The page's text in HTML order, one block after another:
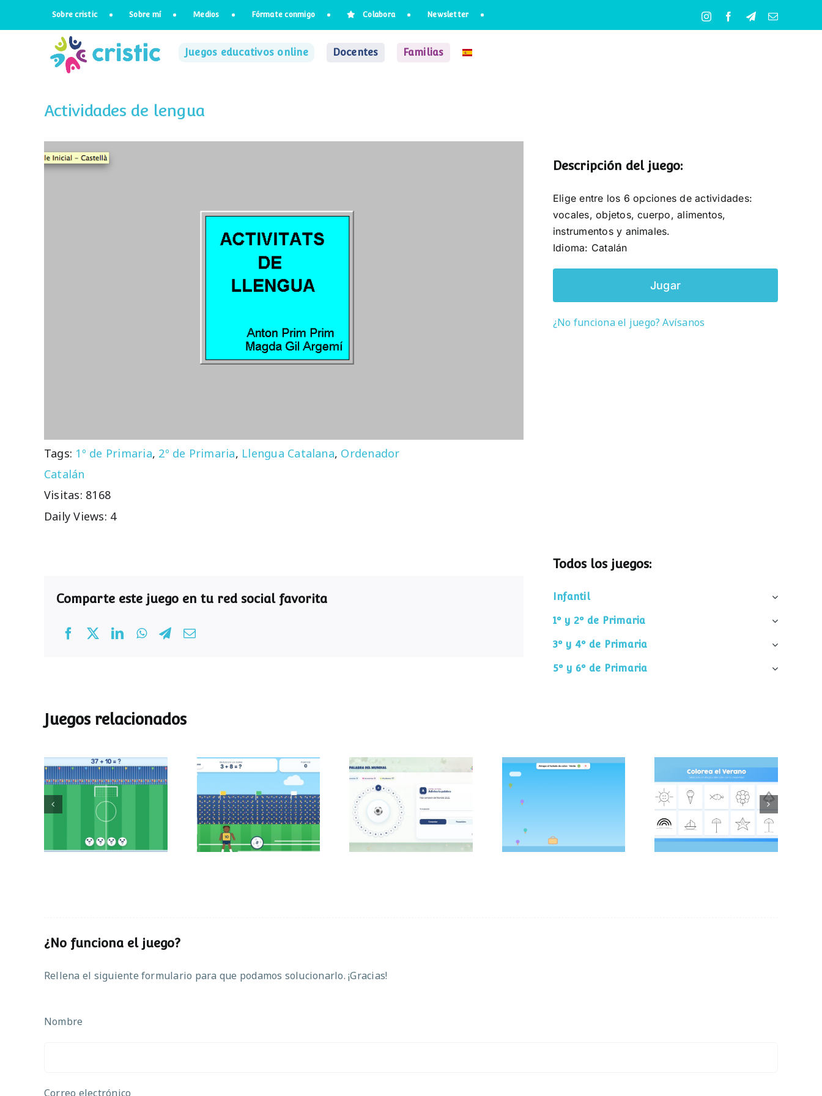
Sobre cristic Sobre mí Medios Fórmate conmigo Colabora Newsletter InstagramFacebookTelegramCorreo
Juegos educativos online Docentes Familias
Actividades de lengua
Tags: 1º de Primaria, 2º de Primaria, Llengua Catalana, Ordenador
Catalán
Visitas: 8168
Daily Views: 4
Descripción del juego:
Elige entre los 6 opciones de actividades:
vocales, objetos, cuerpo, alimentos,
instrumentos y animales.
Idioma: Catalán
Jugar
¿No funciona el juego? Avísanos
Comparte este juego en tu red social favorita
Todos los juegos:
Infantil
1º y 2º de Primaria
3º y 4º de Primaria
5º y 6º de Primaria
Juegos relacionados
Mundial de
operaciones
Partido de sumas
Pasapalabra del
Mundial
Atrapa el helado Colorea el verano
¿No funciona el juego?
Rellena el siguiente formulario para que podamos solucionarlo. ¡Gracias!
Nombre
Correo electrónico